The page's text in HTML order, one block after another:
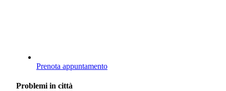
Prenota appuntamento
Problemi in città